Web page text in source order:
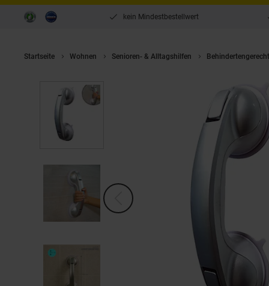
kein Mindestbestellwert
Startseite Wohnen Senioren- & Alltagshilfen